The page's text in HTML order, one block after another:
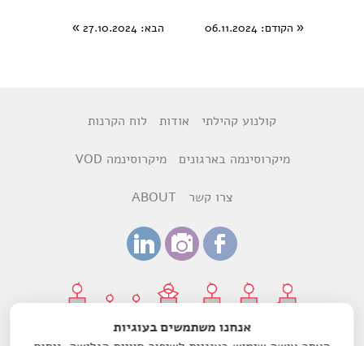
« הקודם: 06.11.2024 הבא: 27.10.2024
»
קולנוע קהילתי אודות לוח הקרנות
מיקרוסינמה בארגונים מיקרוסינמה VOD
צרו קשר ABOUT
אנחנו משתמשים בעוגיות